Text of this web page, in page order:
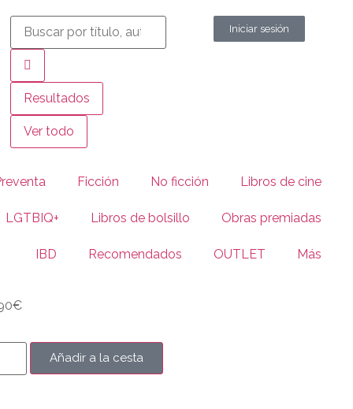
Resultados
Ver todo
Iniciar sesión
Ficción No ficción Libros de cine
LGTBIQ+ Libros de bolsillo Obras premiadas
IBD Recomendados OUTLET Más
€
Añadir a la cesta